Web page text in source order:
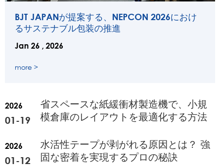
BJT JAPANが提案する、NEPCON 2026におけ
るサステナブル包装の推進
Jan 26 , 2026
more >
2026
01-19
省スペースな紙緩衝材製造機で、小規
模倉庫のレイアウトを最適化する方法
2026
01-12
水活性テープが剥がれる原因とは？ 強
固な密着を実現するプロの秘訣